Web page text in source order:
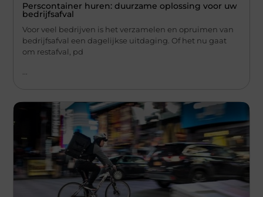
Perscontainer huren: duurzame oplossing voor uw
bedrijfsafval
Voor veel bedrijven is het verzamelen en opruimen van
bedrijfsafval een dagelijkse uitdaging. Of het nu gaat
om restafval, pd